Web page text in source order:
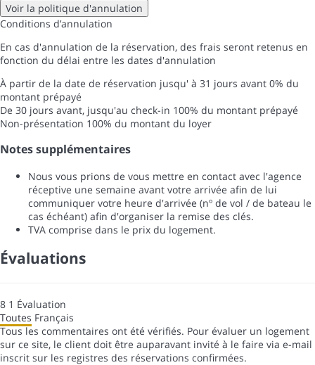
Voir la politique d'annulation
Conditions d’annulation
En cas d'annulation de la réservation, des frais seront retenus en
fonction du délai entre les dates d'annulation
À partir de la date de réservation jusqu' à 31 jours avant 0% du
montant prépayé
De 30 jours avant, jusqu'au check-in 100% du montant prépayé
Non-présentation 100% du montant du loyer
Notes supplémentaires
Nous vous prions de vous mettre en contact avec l'agence
réceptive une semaine avant votre arrivée afin de lui
communiquer votre heure d'arrivée (nº de vol / de bateau le
cas échéant) afin d'organiser la remise des clés.
TVA comprise dans le prix du logement.
Évaluations
8 1 Évaluation
Toutes Français
Tous les commentaires ont été vérifiés. Pour évaluer un logement
sur ce site, le client doit être auparavant invité à le faire via e-mail
inscrit sur les registres des réservations confirmées.